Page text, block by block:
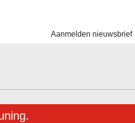
Aanmelden nieuwsbrief|